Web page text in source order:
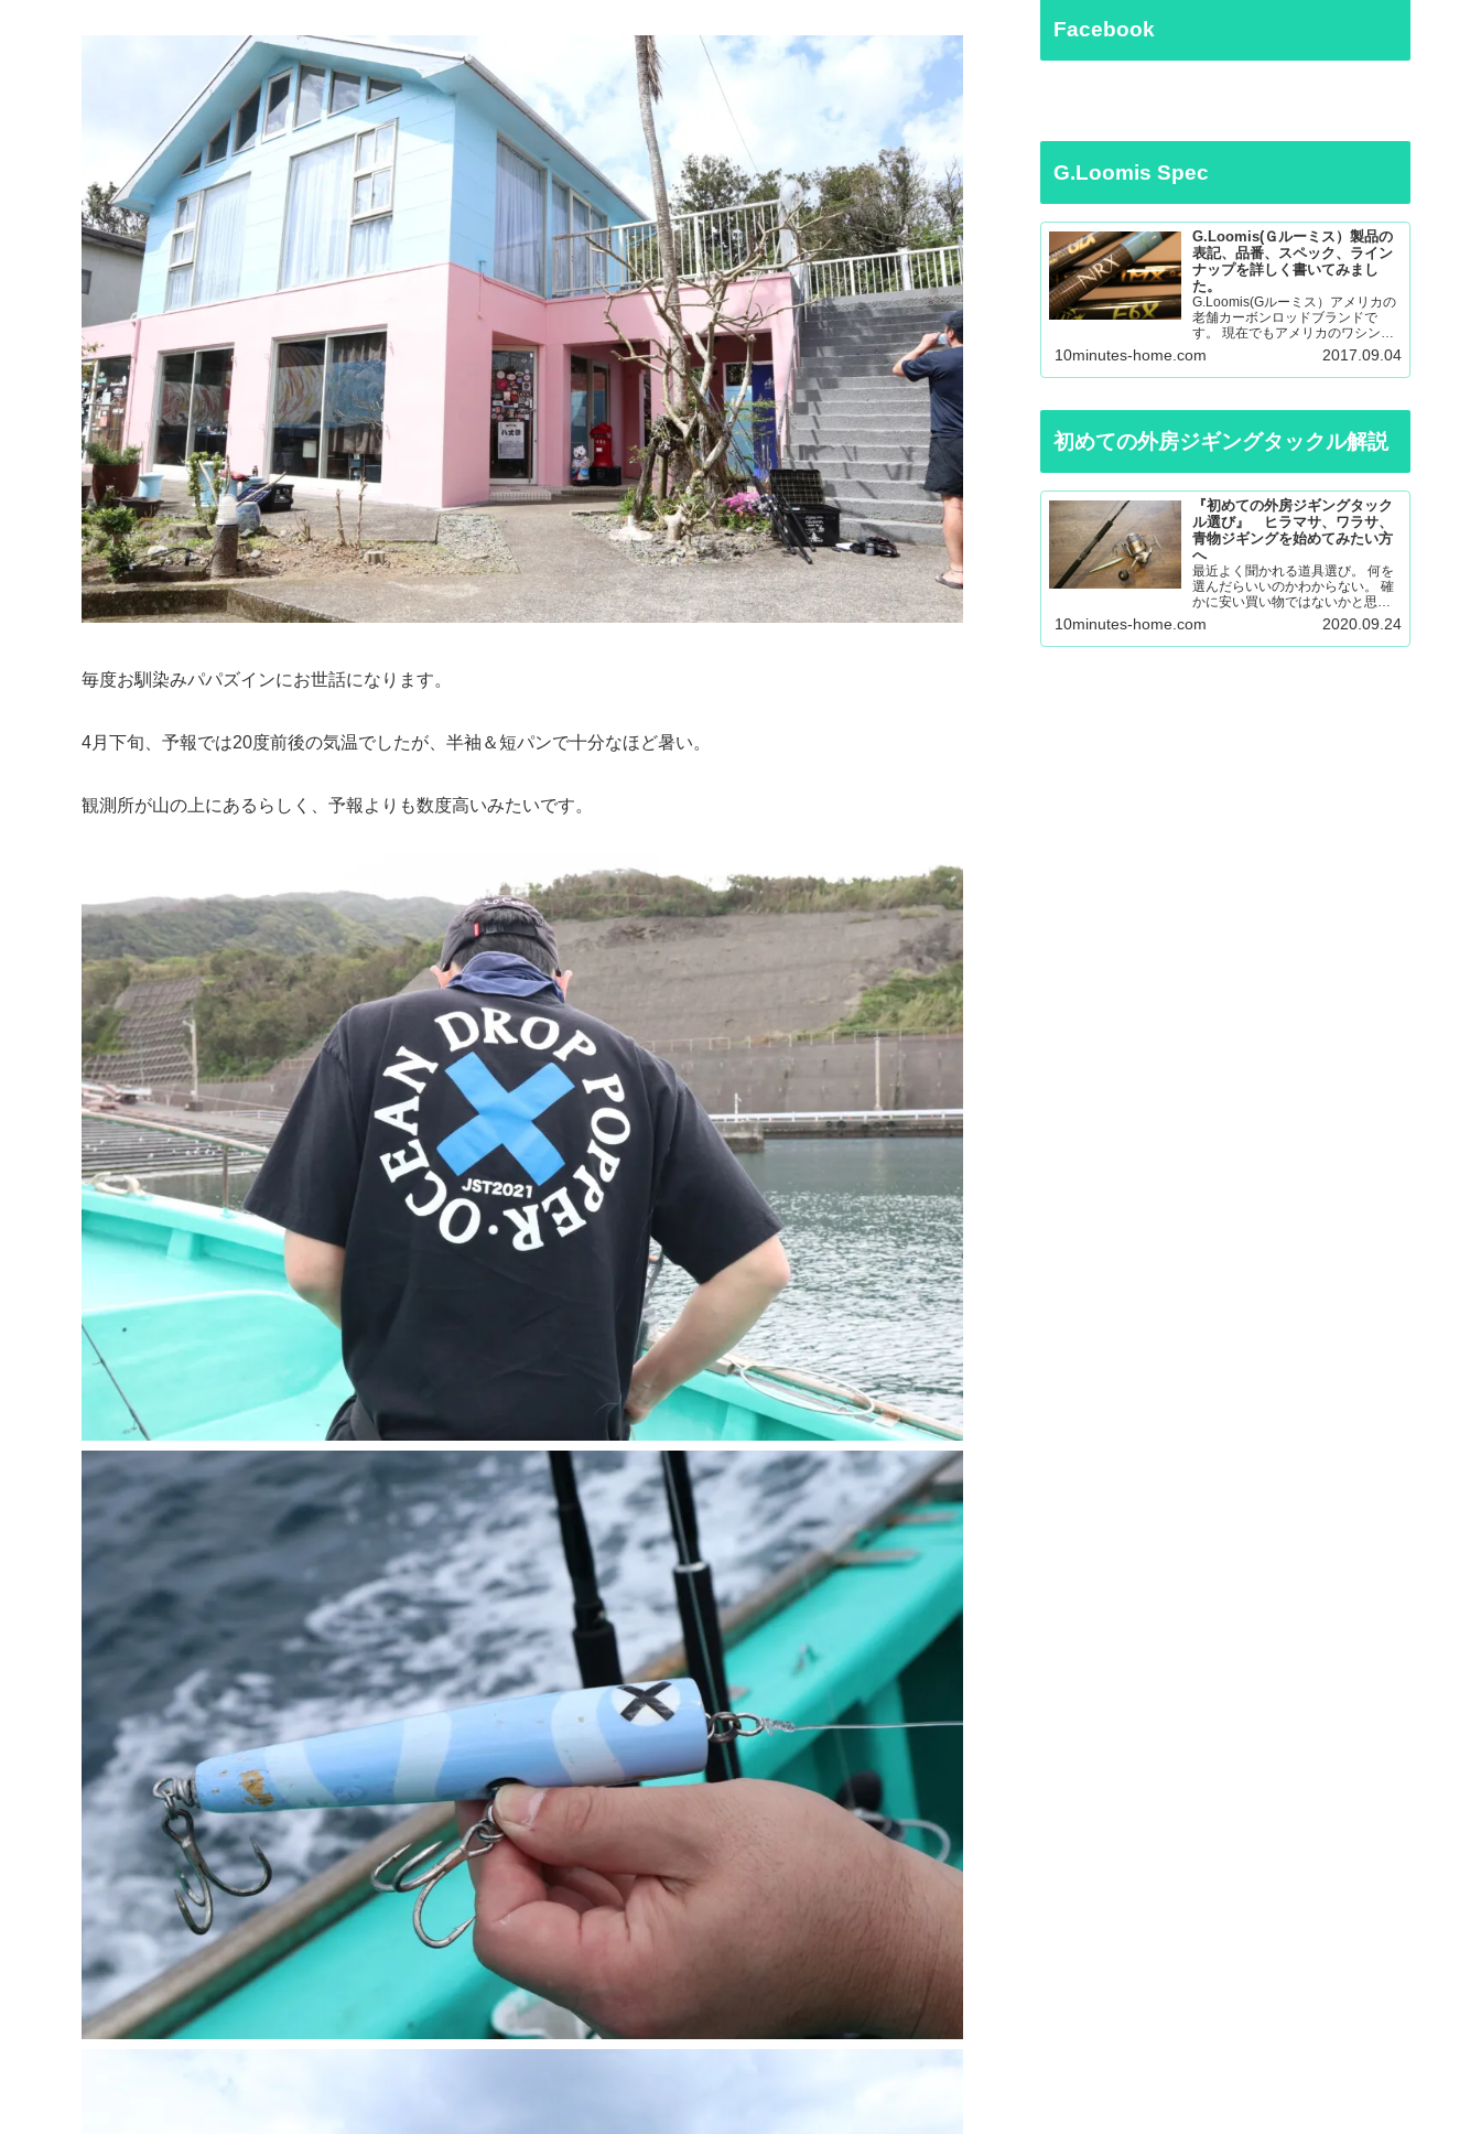
毎度お馴染みパパズインにお世話になります。
4月下旬、予報では20度前後の気温でしたが、半袖＆短パンで十分なほど暑い。
観測所が山の上にあるらしく、予報よりも数度高いみたいです。
Facebook
G.Loomis Spec
G.Loomis(Ｇルーミス）製品の
表記、品番、スペック、ライン
ナップを詳しく書いてみまし
た。
G.Loomis(Gルーミス）アメリカの
老舗カーボンロッドブランドで
す。 現在でもアメリカのワシント
ン州の工場で生産されているmade
in ＵＳＡのロッドになります。 フ
ライロッド、バスロッド、、サー
ウォール…
10minutes-home.com 2017.09.04
初めての外房ジギングタックル解説
『初めての外房ジギングタック
ル選び』 ヒラマサ、ワラサ、
青物ジギングを始めてみたい方
へ
最近よく聞かれる道具選び。 何を
選んだらいいのかわからない。 確
かに安い買い物ではないかと思い
ますので不安も大きいと思いま
す。 調べても色々な意見があると
思うので更に悩んでしまったり。
10minutes-home.com 2020.09.24